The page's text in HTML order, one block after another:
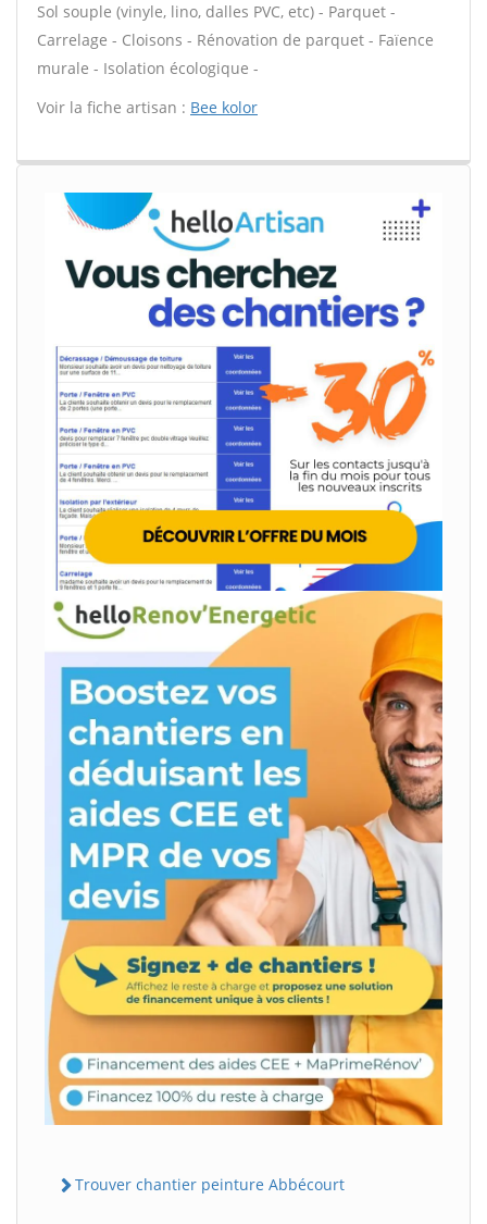
Sol souple (vinyle, lino, dalles PVC, etc) - Parquet -
Carrelage - Cloisons - Rénovation de parquet - Faïence
murale - Isolation écologique -
Voir la fiche artisan : Bee kolor
Trouver chantier peinture Abbécourt